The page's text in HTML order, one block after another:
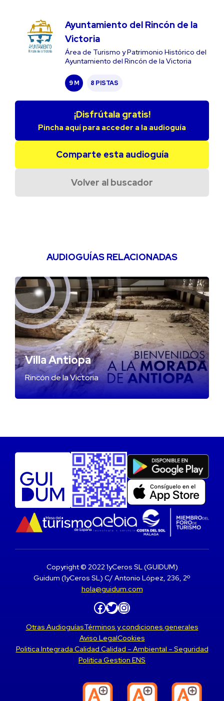
Ayuntamiento del Rincón de la
Victoria
Área de Turismo y Patrimonio Histórico del
Ayuntamiento del Rincón de la Victoria
9 M 8 PISTAS
¡Disfrútala gratis!
Pincha aquí para acceder a la audioguía
Comparte esta audioguía
Volver al buscador
AUDIOGUÍAS RELACIONADAS
Villa Antiopa
Rincón de la Victoria
Copyright © 2022 1yCeros SL (GUIDUM)
Guidum (1yCeros SL) C/ Antonio López, 236, 2º
hola@guidum.com
Facebook Twitter Instagram
Otras AudioguíasTérminos y condiciones generales
Aviso LegalCookies
Politica Integrada Calidad Calidad – Ambiental – Seguridad
Politica Gestion ENS